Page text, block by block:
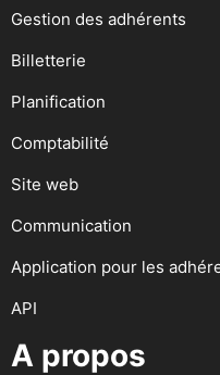
Gestion des adhérents
Billetterie
Planification
Comptabilité
Site web
Communication
Application pour les
API
A propos